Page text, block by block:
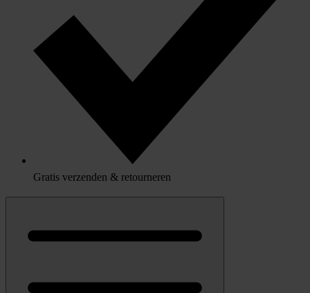
Gratis verzenden & retourneren